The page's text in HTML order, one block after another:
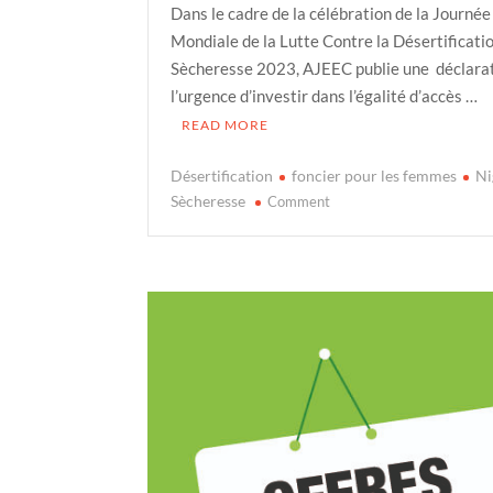
Dans le cadre de la célébration de la Journée
Mondiale de la Lutte Contre la
Sècheresse 2023, AJEEC publie une
l’urgence d’investir dans l’égalité d’accès …
READ MORE
Désertification foncier pour les femmes
Sècheresse
Commenton
Droits
:
Investissons
dans
l’accès